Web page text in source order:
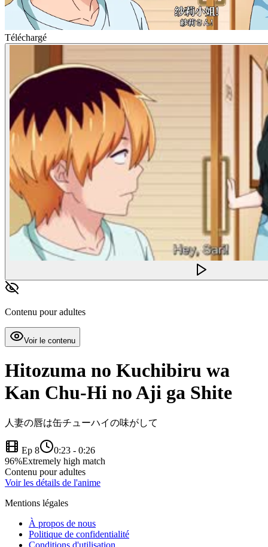
Téléchargé
Contenu pour adultes
Voir le contenu
Hitozuma no Kuchibiru wa
Kan Chu-Hi no Aji ga Shite
人妻の唇は缶チューハイの味がして
Ep 8 0:23 - 0:26
96%Extremely high match
Contenu pour adultes
Voir les détails de l'anime
Mentions légales
À propos de nous
Politique de confidentialité
Conditions d'utilisation